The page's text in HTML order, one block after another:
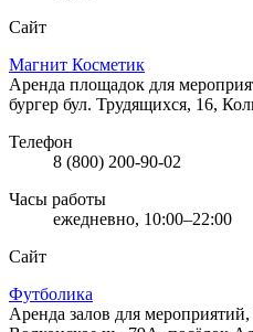
Сайт
Магнит Косметик
Аренда площадок для
бургер бул. Трудящихся, 16,
Телефон
8 (800) 200-90-02
Часы работы
ежедневно, 10:00–22:00
Сайт
Футболика
Аренда залов для